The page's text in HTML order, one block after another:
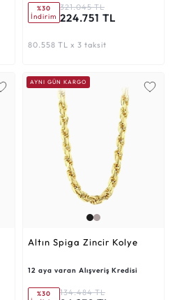
%30
İndirim
321.045 TL
224.751 TL
80.558 TL x 3 taksit
AYNI GÜN KARGO
Altın Spiga Zincir Kolye
12 aya varan Alışveriş Kredisi
%30 134.484 TL